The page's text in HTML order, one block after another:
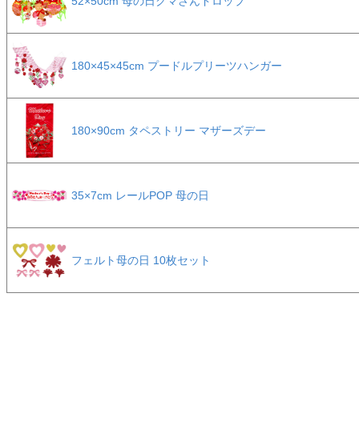
180×45×45cm プードルプリーツハンガー
180×90cm タペストリー マザーズデー
35×7cm レールPOP 母の日
フェルト母の日 10枚セット